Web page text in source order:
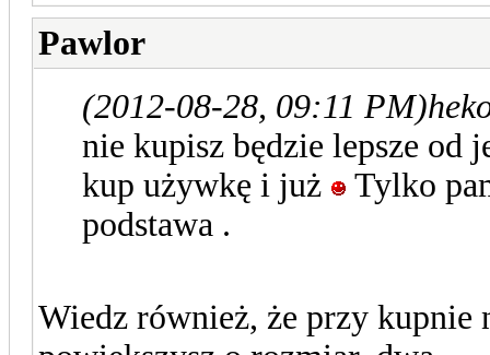
Pawlor
(2012-08-28, 09:11 PM)
nie kupisz będzie lepsze od
kup używkę i już
Tylko
podstawa .
Wiedz również, że przy kupnie